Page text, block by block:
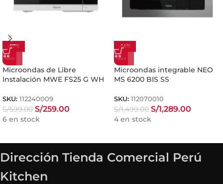
-57%
Microondas de Libre
Instalación MWE FS25 G WH
SKU: 112240009
S/599.00 S/259.00
6 en stock
-14%
Microondas integrable NEO
MS 6200 BIS SS
SKU: 112070010
S/1,499.00 S/1,289.00
4 en stock
Dirección Tienda Comercial Perú
Kitchen